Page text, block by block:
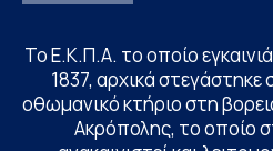
Το Ε.Κ.Π.Α. το οποίο
1837, αρχικά στεγάστηκε
οθωμανικό κτήριο στη
Ακρόπολης, το οποίο